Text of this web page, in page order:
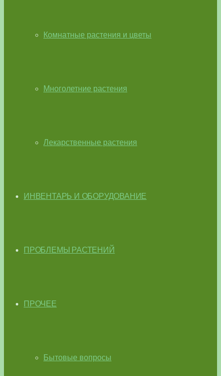
Комнатные растения и цветы
Многолетние растения
Лекарственные растения
ИНВЕНТАРЬ И ОБОРУДОВАНИЕ
ПРОБЛЕМЫ РАСТЕНИЙ
ПРОЧЕЕ
Бытовые вопросы